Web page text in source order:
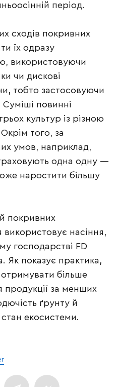
період.
сходів покривних
їх одразу
використовуючи
чи дискові
тобто застосовуючи
повинні
культур із різною
того, за
умов, наприклад,
одна одну —
наростити більшу
покривних
насіння,
господарстві FD
Як показує практика,
більше
продукції за менших
ґрунту й
екосистеми.